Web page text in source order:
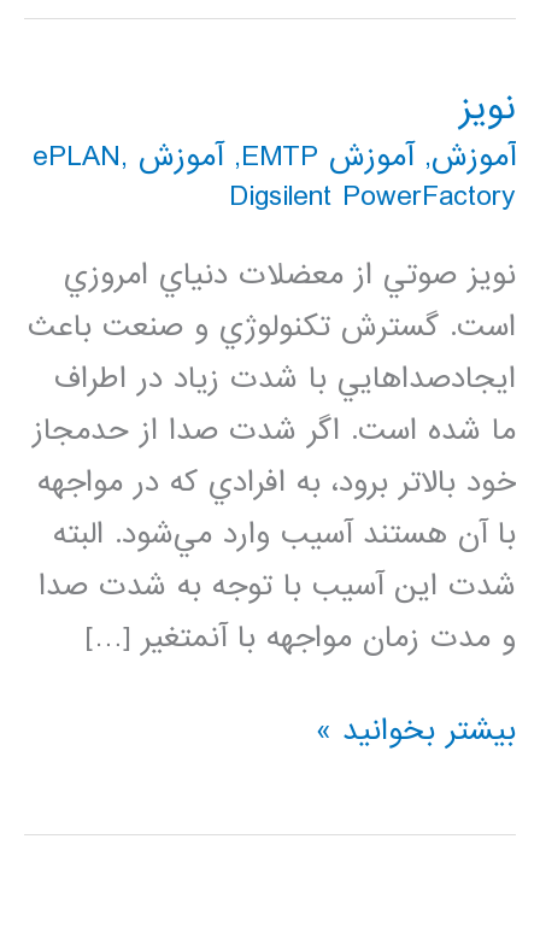
نویز
آموزش,آموزش EMTP ,آموزش ePLAN ,
Digsilent PowerFactory
نويز صوتي از معضلات دنياي امروزي
است. گسترش تكنولوژي و صنعت باعث
ايجادصداهايي با شدت زياد در اطراف
ما شده است. اگر شدت صدا از حدمجاز
خود بالاتر برود، ‌به افرادي كه در مواجهه
با آن هستند آسيب وارد مي‌شود. البته
شدت اين آسيب با توجه به شدت صدا
و مدت زمان مواجهه با آنمتغير […]
نویز
بیشتر بخوانید »